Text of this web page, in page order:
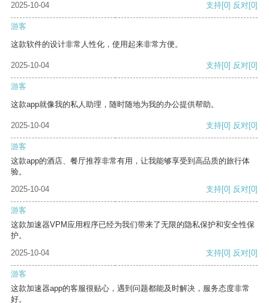
2025-10-04 支持[0] 反对[0]
游客
这款软件的设计非常人性化，使用起来非常方便。
2025-10-04 支持[0] 反对[0]
游客
这款app就像我的私人助理，随时随地为我的办公提供帮助。
2025-10-04 支持[0] 反对[0]
游客
这款app的酒店、餐厅推荐非常有用，让我能够享受到高品质的旅行体
验。
2025-10-04
支持[0] 反对[0]
游客
这款加速器VPM应用程序已经为我们带来了无限的隐私保护和安全性保
护。
2025-10-04
支持[0] 反对[0]
游客
这款加速器app的客服很贴心，遇到问题都能及时解决，服务态度非常
好。